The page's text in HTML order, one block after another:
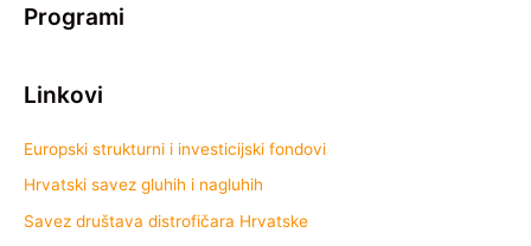
Programi
Linkovi
Europski strukturni i investicijski fondovi
Hrvatski savez gluhih i nagluhih
Savez društava distrofičara Hrvatske